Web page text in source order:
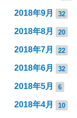
2018年9月 32
2018年8月 20
2018年7月 22
2018年6月 32
2018年5月 6
2018年4月 10